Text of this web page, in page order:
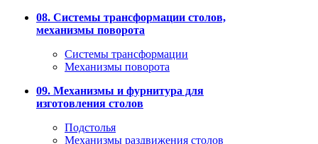
08. Системы трансформации столов,
механизмы поворота
Системы трансформации
Механизмы поворота
09. Механизмы и фурнитура для
изготовления столов
Подстолья
Механизмы раздвижения столов